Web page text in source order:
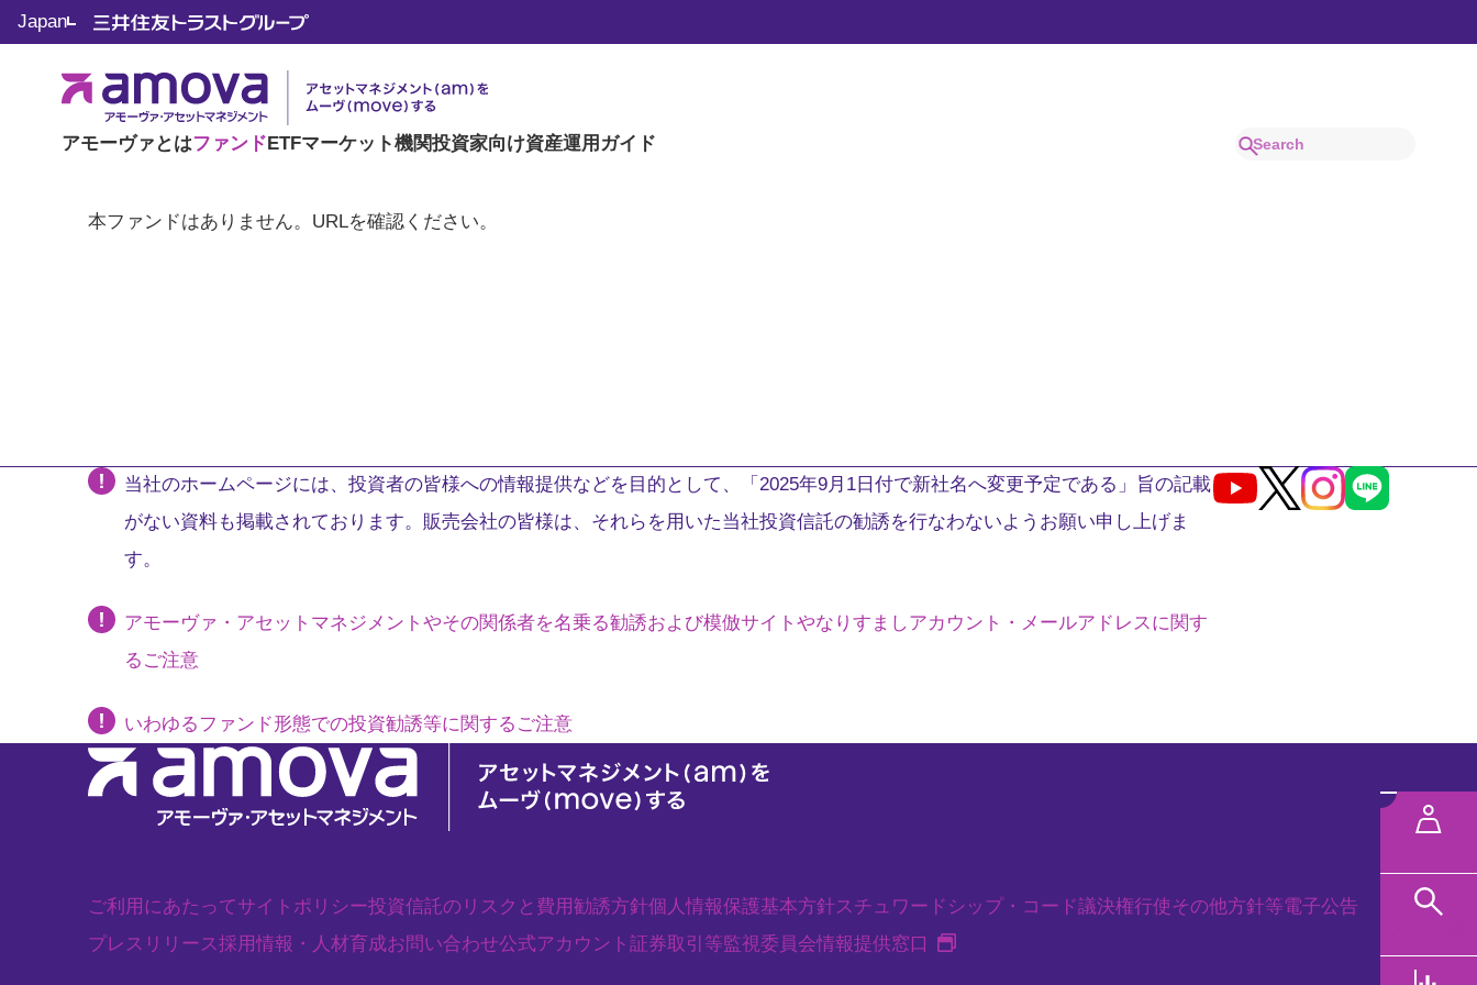
アモーヴァとはファンドETFマーケット機関投資家向け資産運用ガイド
Japan
本ファンドはありません。URLを確認ください。
メ
を
当社のホームページには、投資者の皆様への情報提供などを目的として、「2025年9月1日付で新社名へ変更予定である」旨の記載
がない資料も掲載されております。販売会社の皆様は、それらを用いた当社投資信託の勧誘を行なわないようお願い申し上げま
す。
アモーヴァ・アセットマネジメントやその関係者を名乗る勧誘および模倣サイトやなりすましアカウント・メールアドレスに関す
るご注意
いわゆるファンド形態での投資勧誘等に関するご注意
Youtube
X Instagram
LINE
ご利用にあたってサイトポリシー投資信託のリスクと費用勧誘方針個人情報保護基本方針スチュワードシップ・コード議決権行使その他方針等電子公告
プレスリリース採用情報・人材育成お問い合わせ公式アカウント 証券取引等監視委員会情報提供窓口